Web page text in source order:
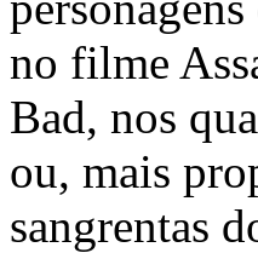
no filme
Bad, nos
ou, mais
sangrentas